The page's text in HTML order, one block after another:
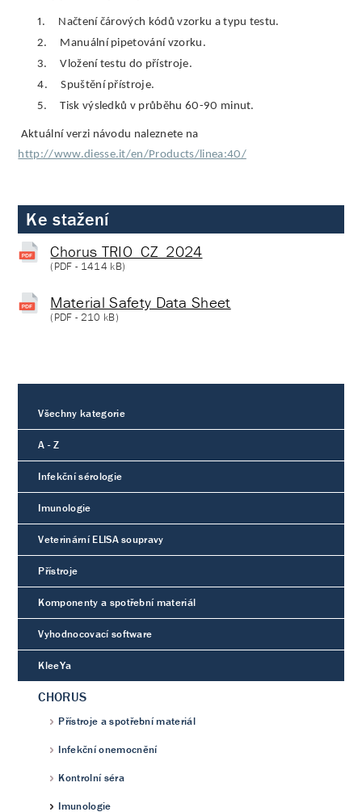
1.
Načtení čárových kódů vzorku a typu testu.
2.
Manuální pipetování vzorku.
3.
Vložení testu do přístroje.
4.
Spuštění přístroje.
5.
Tisk výsledků v průběhu 60-90 minut.
Aktuální verzi návodu naleznete na
http://www.diesse.it/en/Products/linea:40/
Ke stažení
Chorus TRIO_CZ_2024
(PDF - 1414 kB)
Material Safety Data Sheet
(PDF - 210 kB)
Všechny kategorie
A - Z
Infekční sérologie
Imunologie
Veterinární ELISA soupravy
Přístroje
Komponenty a spotřební materiál
Vyhodnocovací software
KleeYa
CHORUS
Přístroje a spotřební materiál
Infekční onemocnění
Kontrolní séra
Imunologie